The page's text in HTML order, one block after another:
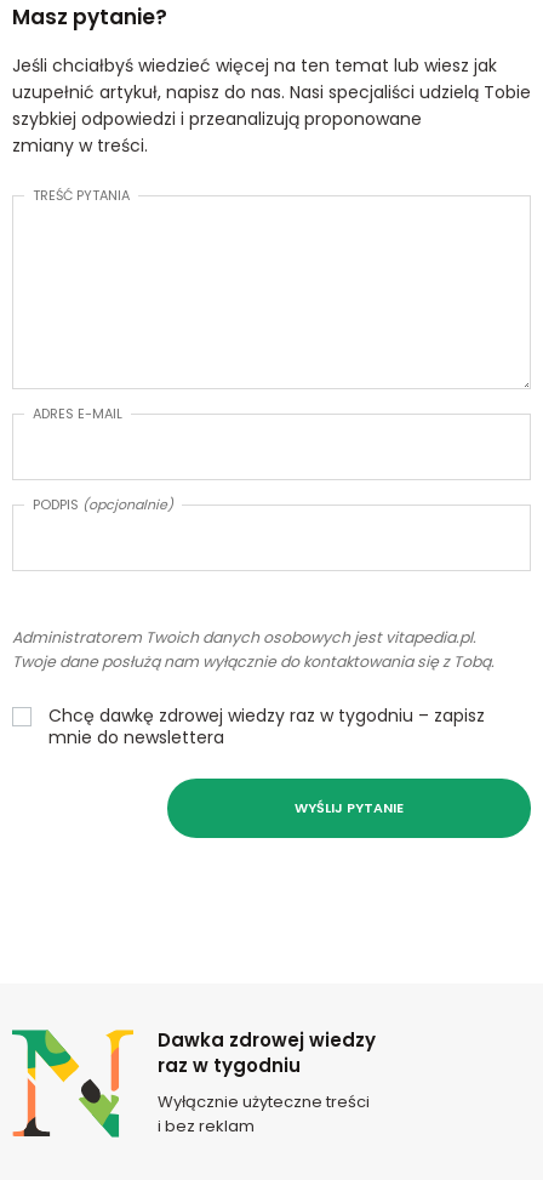
Masz pytanie?
Jeśli chciałbyś wiedzieć więcej na ten temat lub wiesz jak
uzupełnić artykuł, napisz do nas. Nasi specjaliści udzielą Tobie
szybkiej odpowiedzi i przeanalizują proponowane
zmiany w treści.
TREŚĆ PYTANIA
ADRES E-MAIL
PODPIS (opcjonalnie)
Administratorem Twoich danych osobowych jest vitapedia.pl.
Twoje dane posłużą nam wyłącznie do kontaktowania się z Tobą.
Chcę dawkę zdrowej wiedzy raz w tygodniu – zapisz
mnie do newslettera
WYŚLIJ PYTANIE
Dawka zdrowej wiedzy
raz w tygodniu
Wyłącznie użyteczne treści
i bez reklam